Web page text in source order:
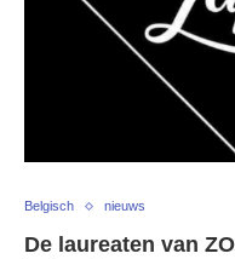
Belgisch nieuws
De laureaten van